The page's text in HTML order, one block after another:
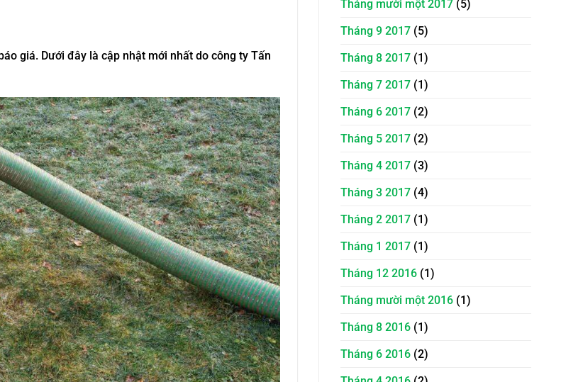
giá. Dưới đây là cập nhật mới nhất do công ty Tấn
Tháng mười một 2017 (5)
Tháng 9 2017 (5)
Tháng 8 2017 (1)
Tháng 7 2017 (1)
Tháng 6 2017 (2)
Tháng 5 2017 (2)
Tháng 4 2017 (3)
Tháng 3 2017 (4)
Tháng 2 2017 (1)
Tháng 1 2017 (1)
Tháng 12 2016 (1)
Tháng mười một 2016 (1)
Tháng 8 2016 (1)
Tháng 6 2016 (2)